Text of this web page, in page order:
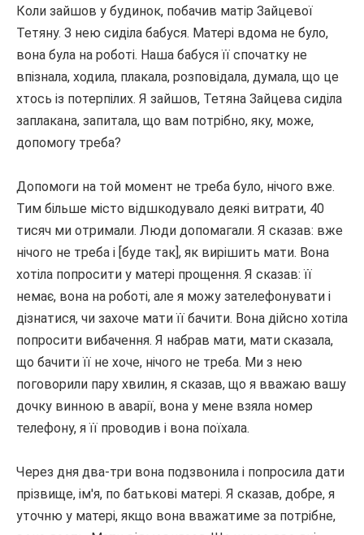
Коли зайшов у будинок, побачив матір Зайцевої
Тетяну. З нею сиділа бабуся. Матері вдома не було,
вона була на роботі. Наша бабуся її спочатку не
впізнала, ходила, плакала, розповідала, думала, що це
хтось із потерпілих. Я зайшов, Тетяна Зайцева сиділа
заплакана, запитала, що вам потрібно, яку, може,
допомогу треба?
Допомоги на той момент не треба було, нічого вже.
Тим більше місто відшкодувало деякі витрати, 40
тисяч ми отримали. Люди допомагали. Я сказав: вже
нічого не треба і [буде так], як вирішить мати. Вона
хотіла попросити у матері прощення. Я сказав: її
немає, вона на роботі, але я можу зателефонувати і
дізнатися, чи захоче мати її бачити. Вона дійсно хотіла
попросити вибачення. Я набрав мати, мати сказала,
що бачити її не хоче, нічого не треба. Ми з нею
поговорили пару хвилин, я сказав, що я вважаю вашу
дочку винною в аварії, вона у мене взяла номер
телефону, я її проводив і вона поїхала.
Через дня два-три вона подзвонила і попросила дати
прізвище, ім'я, по батькові матері. Я сказав, добре, я
уточню у матері, якщо вона вважатиме за потрібне,